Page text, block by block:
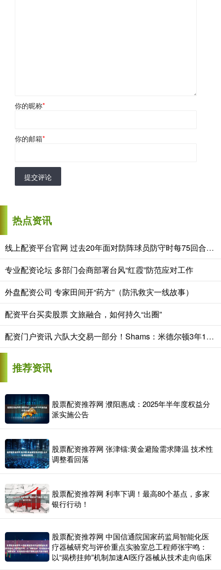
你的昵称*
你的邮箱*
提交评论
热点资讯
线上配资平台官网 过去20年面对防阵球员防守时每75回合得分榜：恩比德36.1分最高
专业配资论坛 多部门会商部署台风“红霞”防范应对工作
外盘配资公司 专家田间开“药方”（防汛救灾一线故事）
配资平台买卖股票 文旅融合，如何持久“出圈”
配资门户资讯 六队大交易一部分！Shams：米德尔顿3年1760万先签后换回到奇才！
推荐资讯
股票配资推荐网 濮阳惠成：2025年半年度权益分
派实施公告
股票配资推荐网 张津镭:黄金避险需求降温 技术性
调整看回落
股票配资推荐网 利率下调！最高80个基点，多家
银行行动！
股票配资推荐网 中国信通院国家药监局智能化医
疗器械研究与评价重点实验室总工程师张宇鸣：
以“揭榜挂帅”机制加速AI医疗器械从技术走向临床